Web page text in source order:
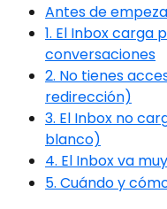
Antes de
1. El Inbox carga
conversaciones
2. No tienes
redirección)
3. El Inbox no
blanco)
4. El Inbox va
5. Cuándo y